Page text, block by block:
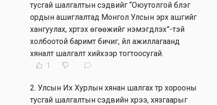
тусгай шалгалтын сэдвийг “Оюутолгой бүлэг
ордын ашиглалтад Монгол Улсын эрх ашгийг
хангуулах, хүртэх өгөөжийг нэмэгдүүлэх”-тэй
холбоотой баримт бичиг, үйл ажиллагаанд
хяналт шалгалт хийхээр тогтоосугай.
1
2. Улсын Их Хурлын хянан шалгах түр хорооны
тусгай шалгалтын сэдвийн хүрээ, хязгаарыг